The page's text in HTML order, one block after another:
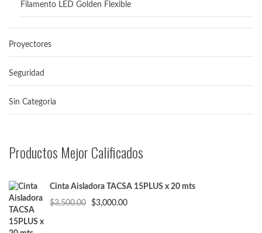
Filamento LED Golden Flexible
Proyectores
Seguridad
Sin Categoria
Productos Mejor Calificados
Cinta Aisladora TACSA 15PLUS x 20 mts
$3,500.00
El
$3,000.00El